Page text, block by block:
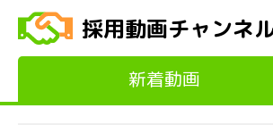
採用動画チャンネ
新着動画